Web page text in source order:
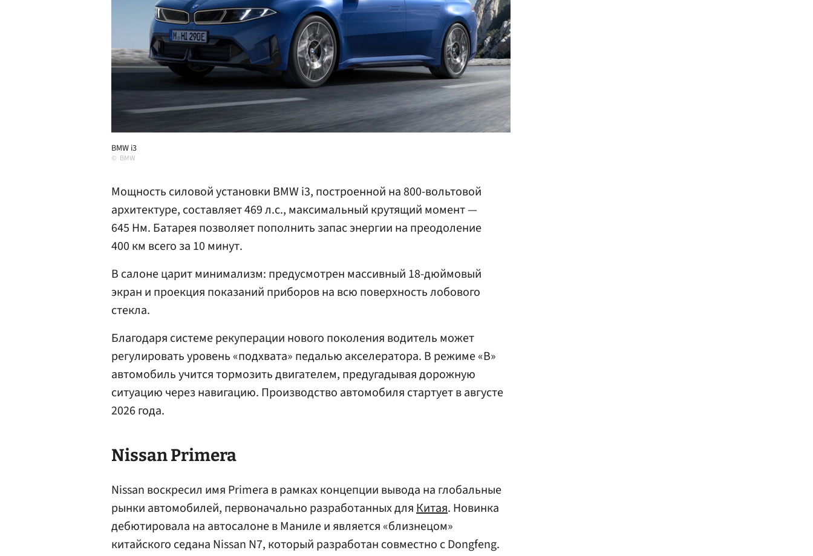
BMW i3
BMW
Мощность силовой установки BMW i3, построенной на 800-вольтовой
архитектуре, составляет 469 л.с., максимальный крутящий момент —
645 Нм. Батарея позволяет пополнить запас энергии на преодоление
400 км всего за 10 минут.
В салоне царит минимализм: предусмотрен массивный 18-дюймовый
экран и проекция показаний приборов на всю поверхность лобового
стекла.
Благодаря системе рекуперации нового поколения водитель может
регулировать уровень «подхвата» педалью акселератора. В режиме «B»
автомобиль учится тормозить двигателем, предугадывая дорожную
ситуацию через навигацию. Производство автомобиля стартует в августе
2026 года.
Nissan Primera
Nissan воскресил имя Primera в рамках концепции вывода на глобальные
рынки автомобилей, первоначально разработанных дляКитая. Новинка
дебютировала на автосалоне в Маниле и является «близнецом»
китайского седана Nissan N7, который разработан совместно с Dongfeng.